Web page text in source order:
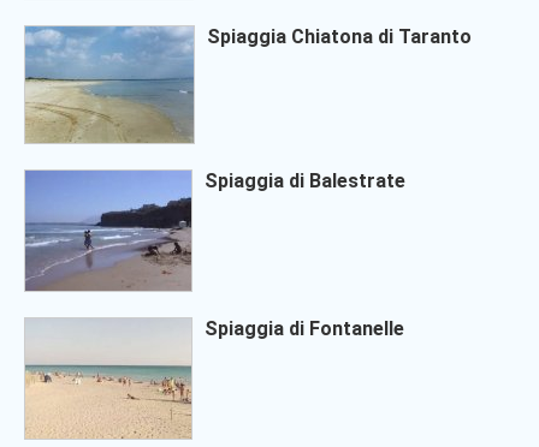
Spiaggia Chiatona di Taranto
Spiaggia di Balestrate
Spiaggia di Fontanelle